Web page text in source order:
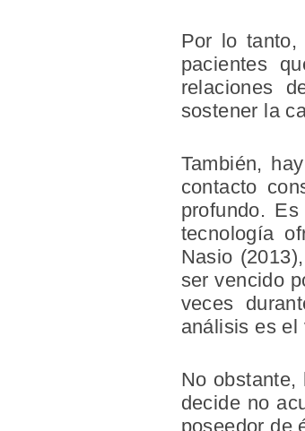
Por lo tanto,
pacientes
relaciones
sostener la
También,
contacto
profundo.
tecnología
Nasio
ser vencido
veces
análisis es el
No
decide no
poseedor de